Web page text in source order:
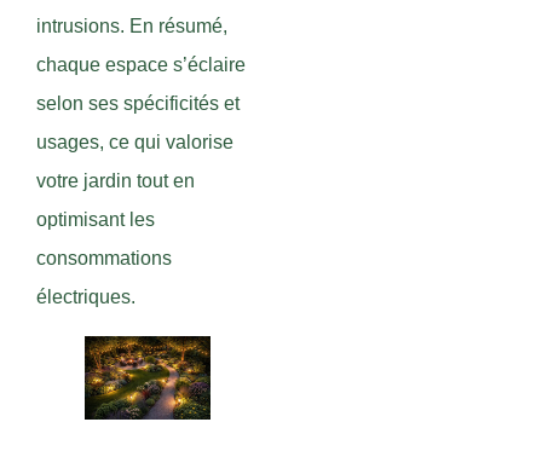
intrusions. En résumé,
chaque espace s’éclaire
selon ses spécificités et
usages, ce qui valorise
votre jardin tout en
optimisant les
consommations
électriques.